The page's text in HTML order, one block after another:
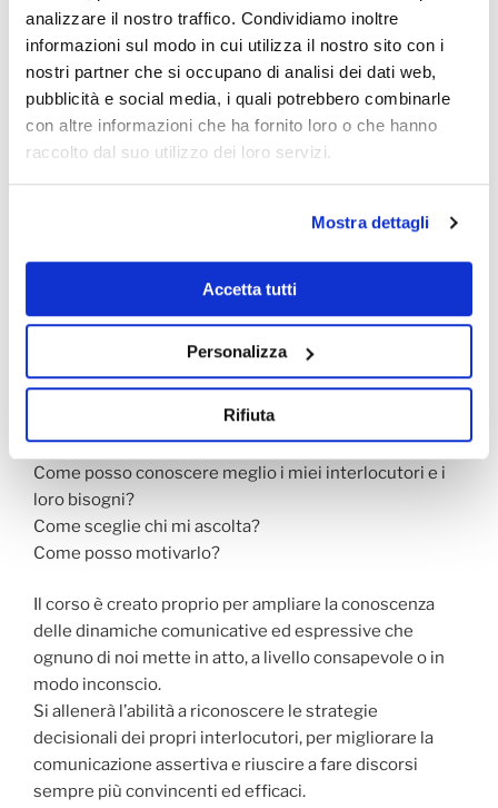
analizzare il nostro traffico. Condividiamo inoltre
informazioni sul modo in cui utilizza il nostro sito con i
nostri partner che si occupano di analisi dei dati web,
pubblicità e social media, i quali potrebbero combinarle
con altre informazioni che ha fornito loro o che hanno
raccolto dal suo utilizzo dei loro servizi.
Mostra dettagli
Accetta tutti
Personalizza
Rifiuta
Può essere un modo per esprimere noi stessi o una
modalità per convincere gli altri che la nostra idea sia
quella più giusta.
Ciò vale in ambito lavorativo, dove siamo chiamati ad
essere ogni giorno più attrattivi e più convincenti, ma
vale anche nella nostra vita personale, in cui la capacità
abilità sempre più necessaria e imprescindibile in ogni
tipo di relazione interpersonale.
Ci hanno sempre segnato, a livello comunicativo, a
porci domande come “cosa voglio ottenere?” e “cosa
mi aspetto di stimolare in chi mi ascolta?” ma, a monte,
è fondamentale concentrarsi su ciò che è prioritario,
ovvero il proprio interlocutore o pubblico.
Come posso conoscere meglio i miei interlocutori e i
loro bisogni?
Come sceglie chi mi ascolta?
Come posso motivarlo?
Il corso è creato proprio per ampliare la conoscenza
delle dinamiche comunicative ed espressive che
ognuno di noi mette in atto, a livello consapevole o in
modo inconscio.
Si allenerà l’abilità a riconoscere le strategie
decisionali dei propri interlocutori, per migliorare la
comunicazione assertiva e riuscire a fare discorsi
sempre più convincenti ed efficaci.